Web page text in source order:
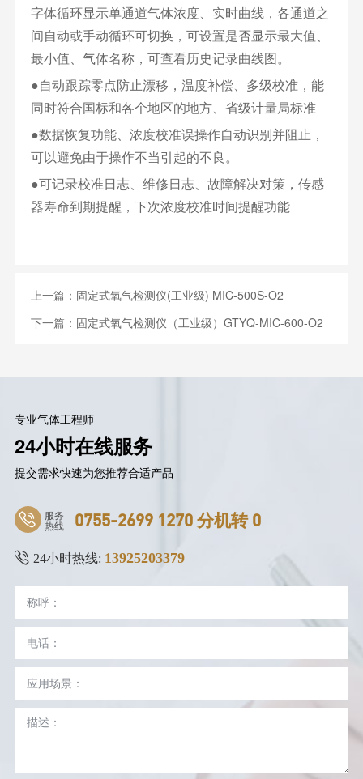
字体循环显示单通道气体浓度、实时曲线，各通道之
间自动或手动循环可切换，可设置是否显示最大值、
最小值、气体名称，可查看历史记录曲线图。
●自动跟踪零点防止漂移，温度补偿、多级校准，能
同时符合国标和各个地区的地方、省级计量局标准
●数据恢复功能、浓度校准误操作自动识别并阻止，
可以避免由于操作不当引起的不良。
●可记录校准日志、维修日志、故障解决对策，传感
器寿命到期提醒，下次浓度校准时间提醒功能
上一篇： 固定式氧气检测仪(工业级) MIC-500S-O2
下一篇： 固定式氧气检测仪（工业级）GTYQ-MIC-600-O2
专业气体工程师
24小时在线服务
提交需求快速为您推荐合适产品
服务
热线 0755-2699 1270 分机转 0
24小时热线: 13925203379